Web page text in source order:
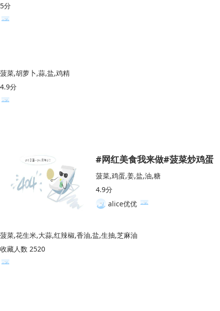
5分
菠菜,胡萝卜,蒜,盐,鸡精
4.9分
#网红美食我来做#菠菜炒鸡蛋
菠菜,鸡蛋,姜,盐,油,糖
4.9分
alice优优
菠菜,花生米,大蒜,红辣椒,香油,盐,生抽,芝麻油
收藏人数 2520